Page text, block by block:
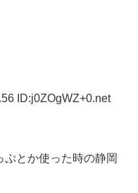
ID:j0ZOgWZ+0.net
とか使った時の静岡